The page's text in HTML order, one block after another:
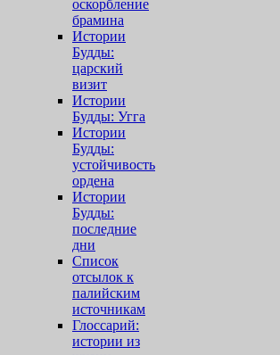
оскорбление
брамина
Истории
Будды:
царский
визит
Истории
Будды: Угга
Истории
Будды:
устойчивость
ордена
Истории
Будды:
последние
дни
Список
отсылок к
палийским
источникам
Глоссарий:
истории из